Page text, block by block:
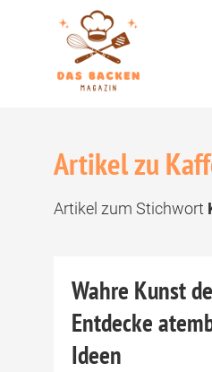
Artikel zu
Artikel zum Stichwort
Wahre Kunst
Entdecke
Ideen